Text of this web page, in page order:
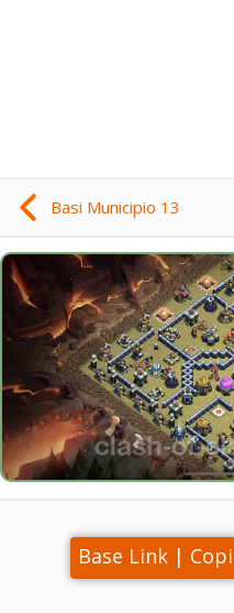
Basi Municipio 13
Base Link |